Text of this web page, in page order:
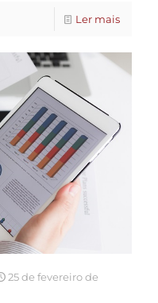
Ler mais
25 de fevereiro de